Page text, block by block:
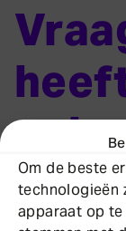
Om de beste
technologieën
apparaat op te